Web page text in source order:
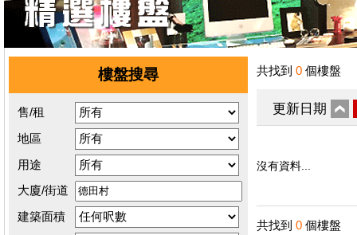
樓盤搜尋
售/租
地區
用途
大廈/街道
建築面積
共找到 0 個樓盤
更新日期
沒有資料...
共找到 0 個樓盤